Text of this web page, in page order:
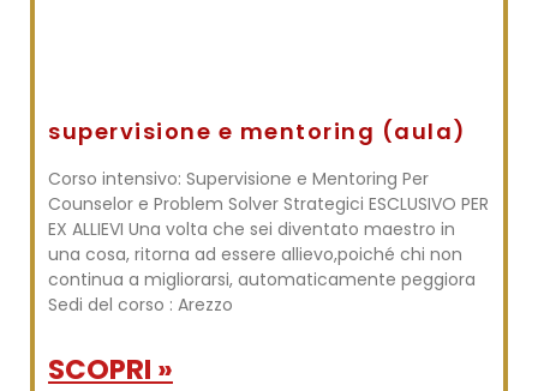
supervisione e mentoring (aula)
Corso intensivo: Supervisione e Mentoring Per
Counselor e Problem Solver Strategici ESCLUSIVO PER
EX ALLIEVI Una volta che sei diventato maestro in
una cosa, ritorna ad essere allievo,poiché chi non
continua a migliorarsi, automaticamente peggiora
Sedi del corso : Arezzo
SCOPRI »